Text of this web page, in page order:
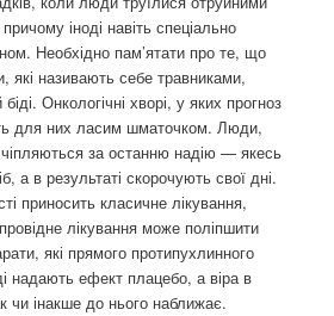
іноді навіть спеціально
Необхідно пам’ятати про те, що
які називають себе травниками,
Онкологічні хворі, у яких прогноз
для них ласим шматочком. Люди,
чіпляються за останню надію — якесь
а в результаті скорочують свої дні.
приносить класичне лікування,
лікування може поліпшити
які прямого протипухлинного
надають ефект плацебо, а віра в
чи інакше до нього наближає.